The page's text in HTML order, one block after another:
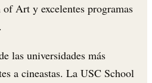
Art y excelentes programas
las universidades más
a cineastas. La USC School